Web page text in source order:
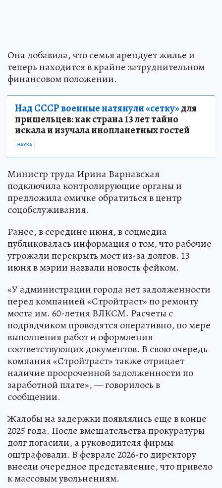
Она добавила, что семья арендует жилье и
теперь находится в крайне затруднительном
финансовом положении.
Над СССР военные натянули «сетку»для
пришельцев: как страна 13 лет тайно
искала и изучала инопланетных гостей
НАУКА
Министр труда Ирина Варнавская
подключила контролирующие органы и
предложила омичке обратиться в центр
соцобслуживания.
Ранее, в середине июня, в соцмедиа
публиковалась информация о том, что рабочие
угрожали перекрыть мост из-за долгов. 13
июня в мэрии назвали новость фейком.
«У администрации города нет задолженности
перед компанией «Стройтраст» по ремонту
моста им. 60-летия ВЛКСМ. Расчеты с
подрядчиком проводятся оперативно, по мере
выполнения работ и оформления
соответствующих документов. В свою очередь
компания «Стройтраст» также отрицает
наличие просроченной задолженности по
заработной плате», — говорилось в
сообщении.
Жалобы на задержки появлялись еще в конце
2025 года. После вмешательства прокуратуры
долг погасили, а руководителя фирмы
оштрафовали. В феврале 2026-го директору
внесли очередное представление, что привело
к массовым увольнениям.